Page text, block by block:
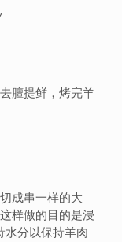
膻提鲜，烤完羊
成串一样的大
样做的目的是浸
水分以保持羊肉